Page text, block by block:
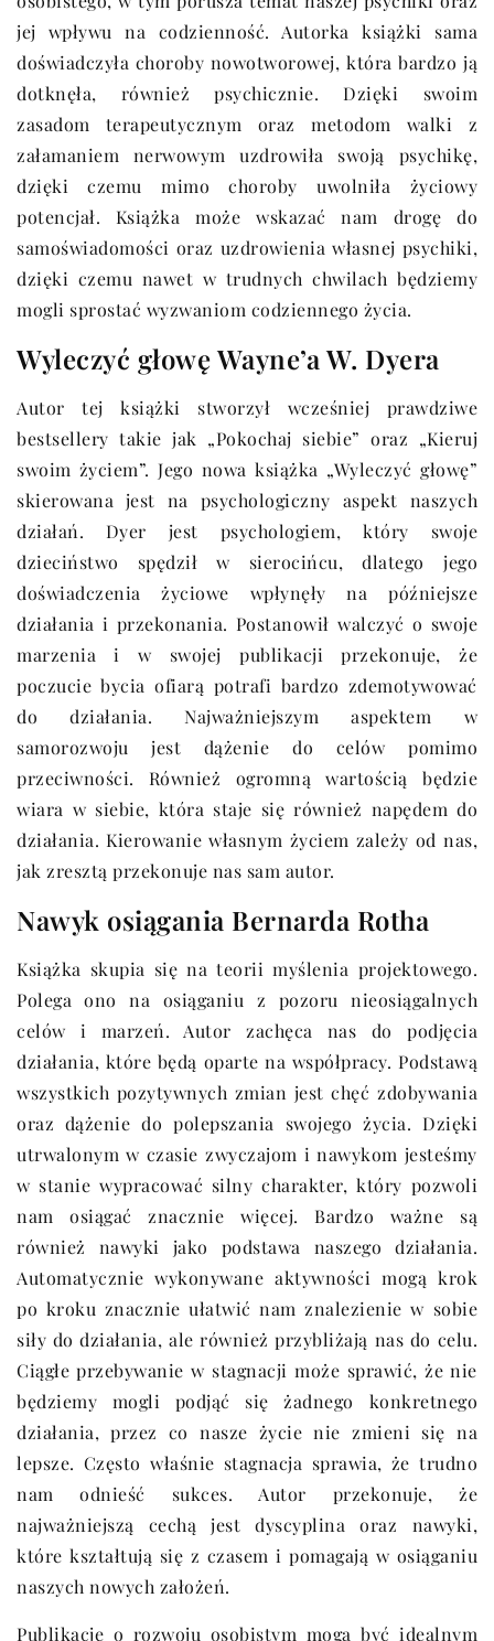
jej wpływu na codzienność. Autorka książki sama
doświadczyła choroby nowotworowej, która bardzo ją
dotknęła, również psychicznie. Dzięki swoim
zasadom terapeutycznym oraz metodom walki z
załamaniem nerwowym uzdrowiła swoją psychikę,
dzięki czemu mimo choroby uwolniła życiowy
potencjał. Książka może wskazać nam drogę do
samoświadomości oraz uzdrowienia własnej psychiki,
dzięki czemu nawet w trudnych chwilach będziemy
mogli sprostać wyzwaniom codziennego życia.
Wyleczyć głowę Wayne’a W. Dyera
Autor tej książki stworzył wcześniej prawdziwe
bestsellery takie jak „Pokochaj siebie” oraz „Kieruj
swoim życiem”. Jego nowa książka „Wyleczyć głowę”
skierowana jest na psychologiczny aspekt naszych
działań. Dyer jest psychologiem, który swoje
dzieciństwo spędził w sierocińcu, dlatego jego
doświadczenia życiowe wpłynęły na późniejsze
działania i przekonania. Postanowił walczyć o swoje
marzenia i w swojej publikacji przekonuje, że
poczucie bycia ofiarą potrafi bardzo zdemotywować
do działania. Najważniejszym aspektem w
samorozwoju jest dążenie do celów pomimo
przeciwności. Również ogromną wartością będzie
wiara w siebie, która staje się również napędem do
działania. Kierowanie własnym życiem zależy od nas,
jak zresztą przekonuje nas sam autor.
Nawyk osiągania Bernarda Rotha
Książka skupia się na teorii myślenia projektowego.
Polega ono na osiąganiu z pozoru nieosiągalnych
celów i marzeń. Autor zachęca nas do podjęcia
działania, które będą oparte na współpracy. Podstawą
wszystkich pozytywnych zmian jest chęć zdobywania
oraz dążenie do polepszania swojego życia. Dzięki
utrwalonym w czasie zwyczajom i nawykom jesteśmy
w stanie wypracować silny charakter, który pozwoli
nam osiągać znacznie więcej. Bardzo ważne są
również nawyki jako podstawa naszego działania.
Automatycznie wykonywane aktywności mogą krok
po kroku znacznie ułatwić nam znalezienie w sobie
siły do działania, ale również przybliżają nas do celu.
Ciągłe przebywanie w stagnacji może sprawić, że nie
będziemy mogli podjąć się żadnego konkretnego
działania, przez co nasze życie nie zmieni się na
lepsze. Często właśnie stagnacja sprawia, że trudno
nam odnieść sukces. Autor przekonuje, że
najważniejszą cechą jest dyscyplina oraz nawyki,
które kształtują się z czasem i pomagają w osiąganiu
naszych nowych założeń.
Publikacje o rozwoju osobistym mogą być idealnym